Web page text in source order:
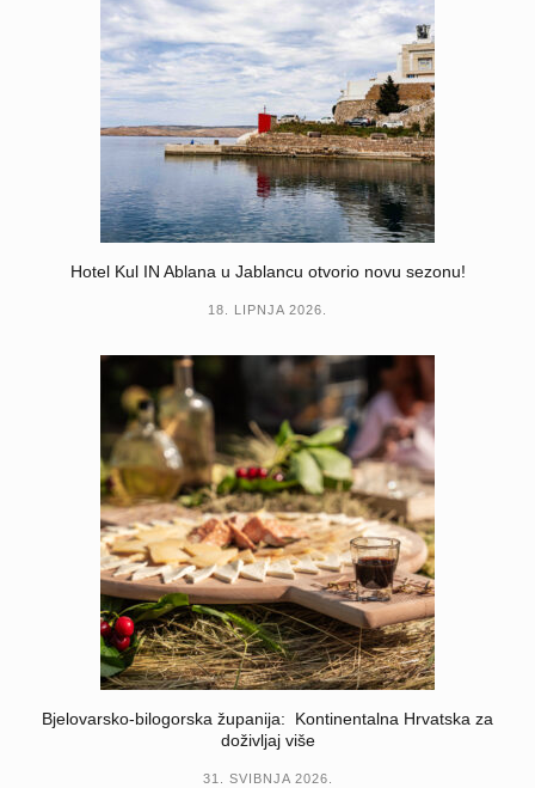
Hotel Kul IN Ablana u Jablancu otvorio novu sezonu!
18. LIPNJA 2026.
Bjelovarsko-bilogorska županija: Kontinentalna Hrvatska za
doživljaj više
31. SVIBNJA 2026.